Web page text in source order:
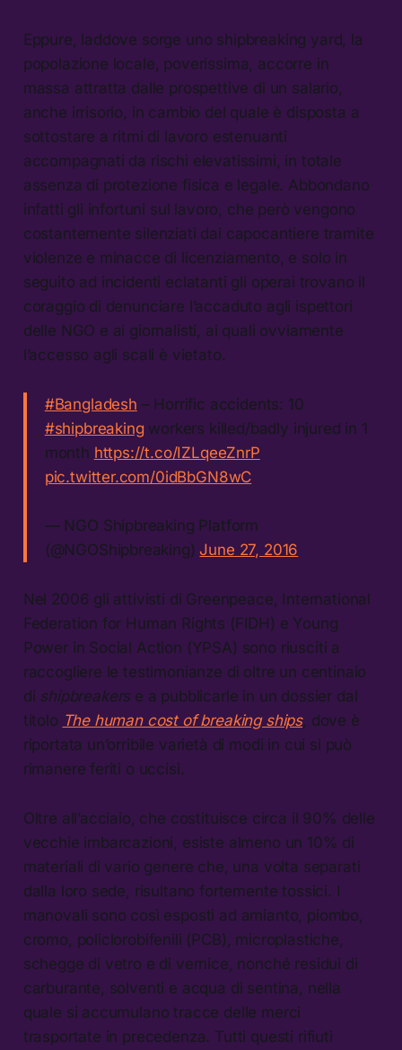
Eppure, laddove sorge uno shipbreaking yard, la
popolazione locale, poverissima, accorre in
massa attratta dalle prospettive di un salario,
anche irrisorio, in cambio del quale è disposta a
sottostare a ritmi di lavoro estenuanti
accompagnati da rischi elevatissimi, in totale
assenza di protezione fisica e legale. Abbondano
infatti gli infortuni sul lavoro, che però vengono
costantemente silenziati dai capocantiere tramite
violenze e minacce di licenziamento, e solo in
seguito ad incidenti eclatanti gli operai trovano il
coraggio di denunciare l’accaduto agli ispettori
delle NGO e ai giornalisti, ai quali ovviamente
l’accesso agli scali è vietato.
#Bangladesh – Horrific accidents: 10
#shipbreaking workers killed/badly injured in 1
month https://t.co/IZLqeeZnrP
pic.twitter.com/0idBbGN8wC
— NGO Shipbreaking Platform
(@NGOShipbreaking)June 27, 2016
Nel 2006 gli attivisti di Greenpeace, International
Federation for Human Rights (FIDH) e Young
Power in Social Action (YPSA) sono riusciti a
raccogliere le testimonianze di oltre un centinaio
di shipbreakerse a pubblicarle in un dossier dal
titolo The human cost of breaking ships, dove è
riportata un’orribile varietà di modi in cui si può
rimanere feriti o uccisi.
Oltre all’acciaio, che costituisce circa il 90% delle
vecchie imbarcazioni, esiste almeno un 10% di
materiali di vario genere che, una volta separati
dalla loro sede, risultano fortemente tossici. I
manovali sono così esposti ad amianto, piombo,
cromo, policlorobifenili (PCB), microplastiche,
schegge di vetro e di vernice, nonché residui di
carburante, solventi e acqua di sentina, nella
quale si accumulano tracce delle merci
trasportate in precedenza. Tutti questi rifiuti